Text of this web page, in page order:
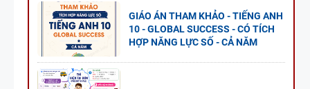
GIÁO ÁN THAM KHẢO - TIẾNG ANH
10 - GLOBAL SUCCESS - CÓ TÍCH
HỢP NĂNG LỰC SỐ - CẢ NĂM